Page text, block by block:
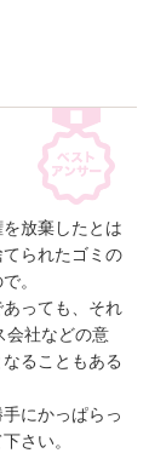
放棄したとは
られたゴミの
。
っても、それ
会社などの意
ることもある
にかっぱらっ
さい。